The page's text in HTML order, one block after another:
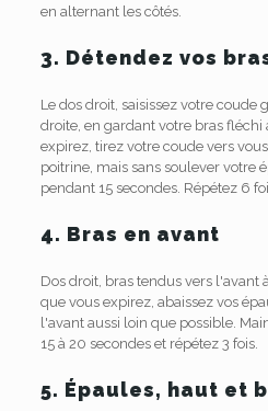
en alternant les côtés.
3. Détendez vos
Le dos droit, saisissez votre coude
droite, en gardant votre bras fléchi
expirez, tirez votre coude vers
poitrine, mais sans soulever votre
pendant 15 secondes. Répétez 6
4. Bras en avant
Dos droit, bras tendus vers l'avant
que vous expirez, abaissez vos
l'avant aussi loin que possible.
15 à 20 secondes et répétez 3 fois.
5. Épaules, haut et